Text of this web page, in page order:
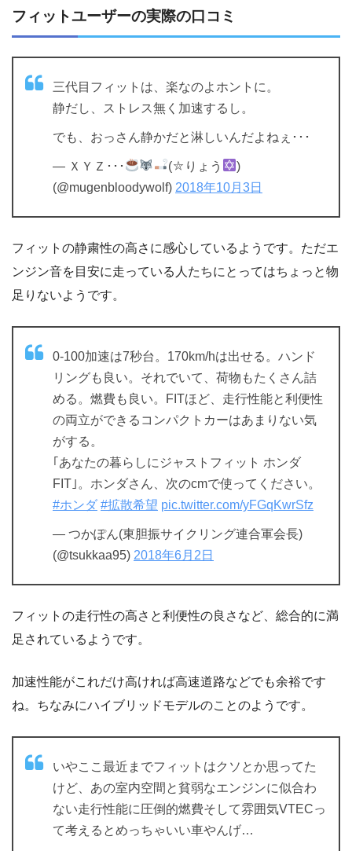
フィットユーザーの実際の口コミ
三代目フィットは、楽なのよホントに。
静だし、ストレス無く加速するし。
でも、おっさん静かだと淋しいんだよねぇ･･･
— ＸＹＺ･･･ (⛦りょう
)
(@mugenbloodywolf) 2018年10月3日
フィットの静粛性の高さに感心しているようです。ただエ
ンジン音を目安に走っている人たちにとってはちょっと物
足りないようです。
0-100加速は7秒台。170km/hは出せる。ハンド
リングも良い。それでいて、荷物もたくさん詰
める。燃費も良い。FITほど、走行性能と利便性
の両立ができるコンパクトカーはあまりない気
がする。
｢あなたの暮らしにジャストフィット ホンダ
FIT｣。ホンダさん、次のcmで使ってください。
#ホンダ #拡散希望 pic.twitter.com/yFGqKwrSfz
— つかぽん(東胆振サイクリング連合軍会長)
(@tsukkaa95) 2018年6月2日
フィットの走行性の高さと利便性の良さなど、総合的に満
足されているようです。
加速性能がこれだけ高ければ高速道路などでも余裕です
ね。ちなみにハイブリッドモデルのことのようです。
いやここ最近までフィットはクソとか思ってた
けど、あの室内空間と貧弱なエンジンに似合わ
ない走行性能に圧倒的燃費そして雰囲気VTECっ
て考えるとめっちゃいい車やんげ…